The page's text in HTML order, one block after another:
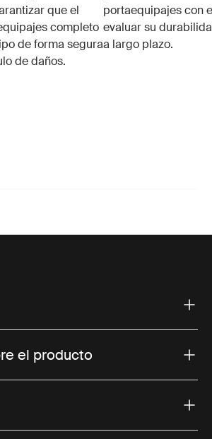
que el
completo
de forma segura
de daños.
portaequipajes con
evaluar su
a largo plazo.
el producto